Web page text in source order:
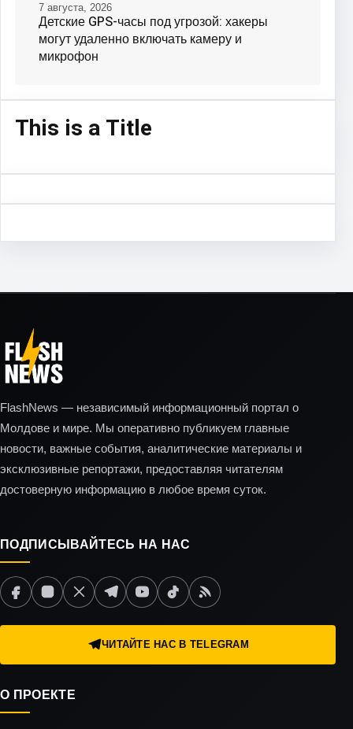
Детские GPS-часы под угрозой: хакеры
могут удаленно включать камеру и
микрофон
7 августа, 2026
This is a Title
FlashNews — независимый информационный портал о
Молдове и мире. Мы оперативно публикуем главные
новости, важные события, аналитические материалы и
эксклюзивные репортажи, предоставляя читателям
достоверную информацию в любое время суток.
ПОДПИСЫВАЙТЕСЬ НА НАС
ЧИТАЙТЕ НАС В TELEGRAM
О ПРОЕКТЕ